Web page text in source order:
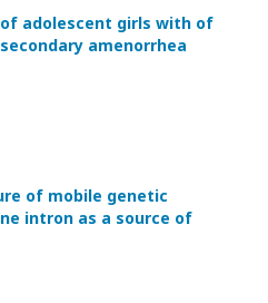
adolescent girls with of
amenorrhea
of mobile genetic
intron as a source of